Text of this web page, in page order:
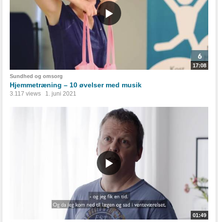
17:08
Sundhed og omsorg
Hjemmetræning – 10 øvelser med musik
3.117 views 1. juni 2021
01:49